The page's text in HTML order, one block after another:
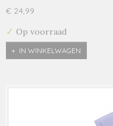
€ 24,99
✓ Op voorraad
IN WINKELWAGEN